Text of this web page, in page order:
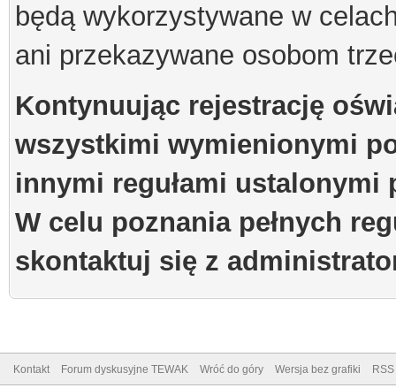
będą wykorzystywane w
ani przekazywane osobom
Kontynuując rejestrację
wszystkimi wymienionymi
innymi regułami
W celu poznania pełnych
skontaktuj się z
Kontakt Forum dyskusyjne TEWAK Wróć do góry Wersja bez grafiki RSS